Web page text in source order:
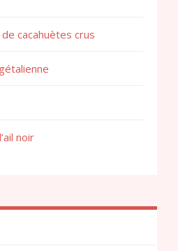
cacahuètes crus
noir